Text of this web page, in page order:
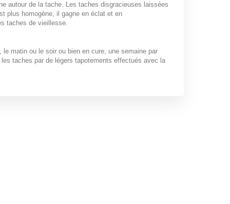
autour de la tache. Les taches disgracieuses laissées
plus homogène, il gagne en éclat et en
taches de vieillesse.
matin ou le soir ou bien en cure, une semaine par
taches par de légers tapotements effectués avec la